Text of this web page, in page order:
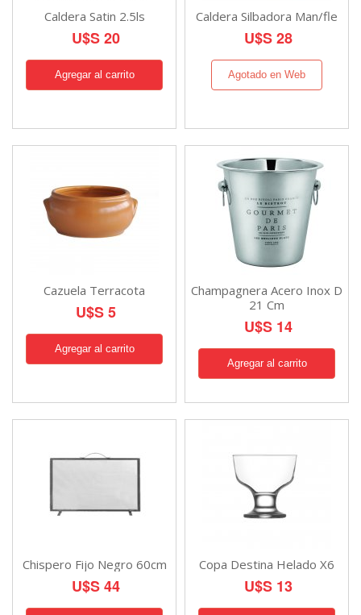
Caldera Satin 2.5ls
U$S 20
Caldera Silbadora Man/fle
U$S 28
Agotado en Web
Cazuela Terracota
U$S 5
Champagnera Acero Inox D
21 Cm
U$S 14
Chispero Fijo Negro 60cm
U$S 44
Copa Destina Helado X6
U$S 13